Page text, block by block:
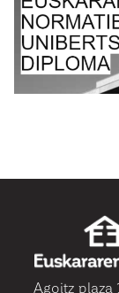
Agoitz plaza